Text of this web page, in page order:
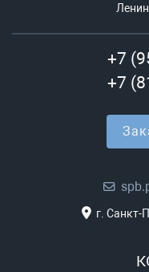
+7
+7
г. Санкт-